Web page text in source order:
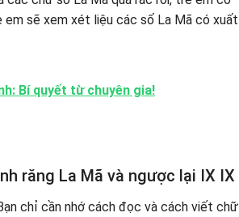
sẽ xem xét liệu các số La Mã có xuất
Bí quyết từ chuyên gia!
răng La Mã và ngược lại IX IX
chỉ cần nhớ cách đọc và cách viết chữ